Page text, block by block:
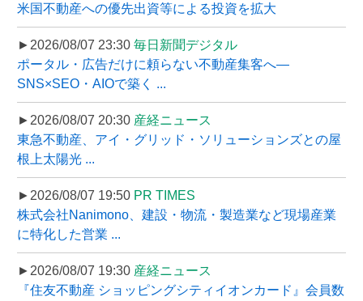
米国不動産への優先出資等による投資を拡大
►2026/08/07 23:30 毎日新聞デジタル
ポータル・広告だけに頼らない不動産集客へ―
SNS×SEO・AIOで築く ...
►2026/08/07 20:30 産経ニュース
東急不動産、アイ・グリッド・ソリューションズとの屋
根上太陽光 ...
►2026/08/07 19:50 PR TIMES
株式会社Nanimono、建設・物流・製造業など現場産業
に特化した営業 ...
►2026/08/07 19:30 産経ニュース
『住友不動産 ショッピングシティイオンカード』会員数